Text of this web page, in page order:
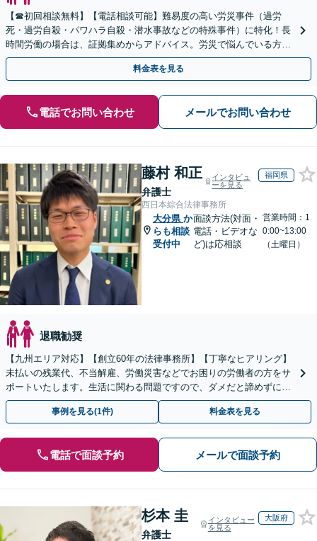
【☎︎初回相談無料】【電話相談可能】難易度の高い労災事件（過労
死・過労自殺・パワハラ自殺・潜水事故などの特殊事件）に特化！長
時間労働の場合は、証拠集めからアドバイス。労災で悩んでいる方は
早めにご相談を！【完全個室】【全国対応】
料金表を見る
電話でお問い合わせ メールでお問い合わせ
藤村 和正
弁護士
インタビュ
ーを見る
福岡県
西日本綜合法律事務所
大分県 か
らも相談
受付中
面談方法(対面・
電話・ビデオな
ど)は応相談
営業時間：1
0:00~13:00
（土曜日）
退職勧奨
【九州エリア対応】【創立60年の法律事務所】【丁寧なヒアリング】
未払いの残業代、不当解雇、労働災害などでお困りの労働者の方をサ
ポートいたします。生活に関わる問題ですので、ダメだと諦めずに、
しっかりと労働者の権利を主張していきましょう。
事例を見る(1件) 料金表を見る
電話で面談予約 メールで面談予約
杉本 圭
弁護士
インタビュー
を見る
大阪府